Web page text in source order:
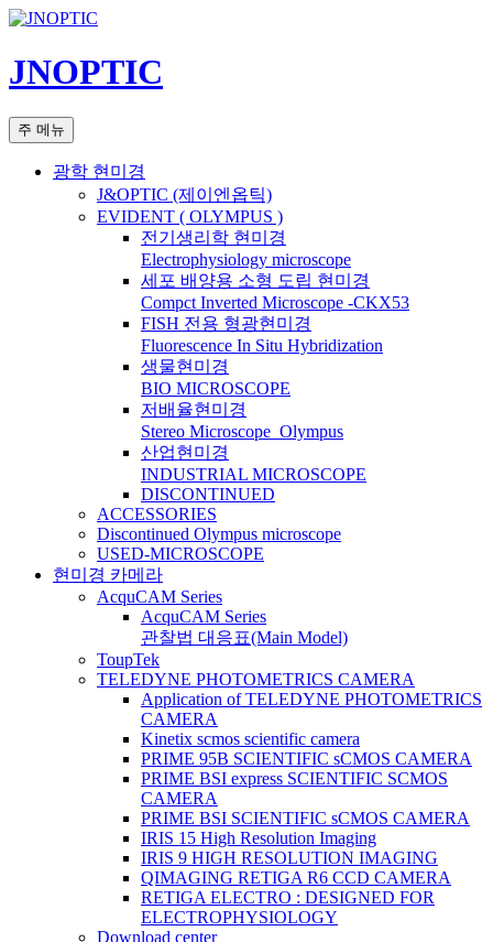
컨
츠
로
너
JNOPTIC
검
색
주 메뉴
광학 현미경
J&OPTIC (제이엔옵틱)
EVIDENT ( OLYMPUS )
전기생리학 현미경
Electrophysiology microscope
세포 배양용 소형 도립 현미경
Compct Inverted Microscope -CKX53
FISH 전용 형광현미경
Fluorescence In Situ Hybridization
생물현미경
BIO MICROSCOPE
저배율현미경
Stereo Microscope_Olympus
산업현미경
INDUSTRIAL MICROSCOPE
DISCONTINUED
ACCESSORIES
Discontinued Olympus microscope
USED-MICROSCOPE
현미경 카메라
AcquCAM Series
AcquCAM Series
관찰법 대응표(Main Model)
ToupTek
TELEDYNE PHOTOMETRICS CAMERA
Application of TELEDYNE PHOTOMETRICS
CAMERA
Kinetix scmos scientific camera
PRIME 95B SCIENTIFIC sCMOS CAMERA
PRIME BSI express SCIENTIFIC SCMOS
CAMERA
PRIME BSI SCIENTIFIC sCMOS CAMERA
IRIS 15 High Resolution Imaging
IRIS 9 HIGH RESOLUTION IMAGING
QIMAGING RETIGA R6 CCD CAMERA
RETIGA ELECTRO : DESIGNED FOR
ELECTROPHYSIOLOGY
Download center